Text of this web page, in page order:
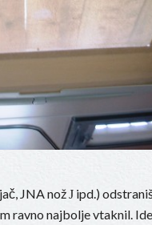
JNA nožJ ipd.)
ravno najbolje vtaknil.